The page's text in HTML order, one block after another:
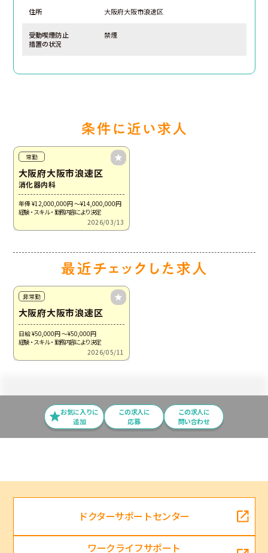
住所 大阪府大阪市浪速区
受動喫煙防止
措置の状況
禁煙
常勤
大阪府大阪市浪速区
消化器内科
年俸 ¥12,000,000円～¥14,000,000円
経験・スキル・勤務内容により決定
2026/03/13
非常勤
大阪府大阪市浪速区
日給 ¥50,000円～¥50,000円
経験・スキル・勤務内容により決定
2026/05/11
お気に入りに
追加
この求⼈に
応募
この求人に
問い合わせ
ドクターサポートセンター
ワークライフサポート